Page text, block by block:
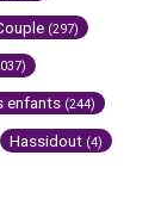
(297)
enfants (244)
Hassidout (4)